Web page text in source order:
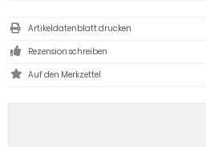
Artikeldatenblatt drucken
Rezension schreiben